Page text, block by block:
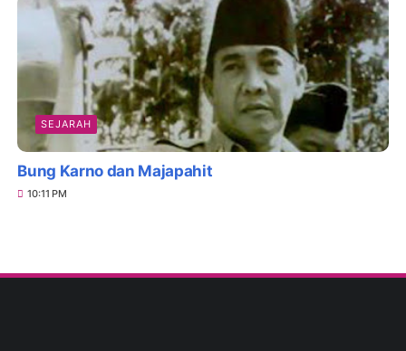
SEJARAH
Bung Karno dan Majapahit
10:11 PM